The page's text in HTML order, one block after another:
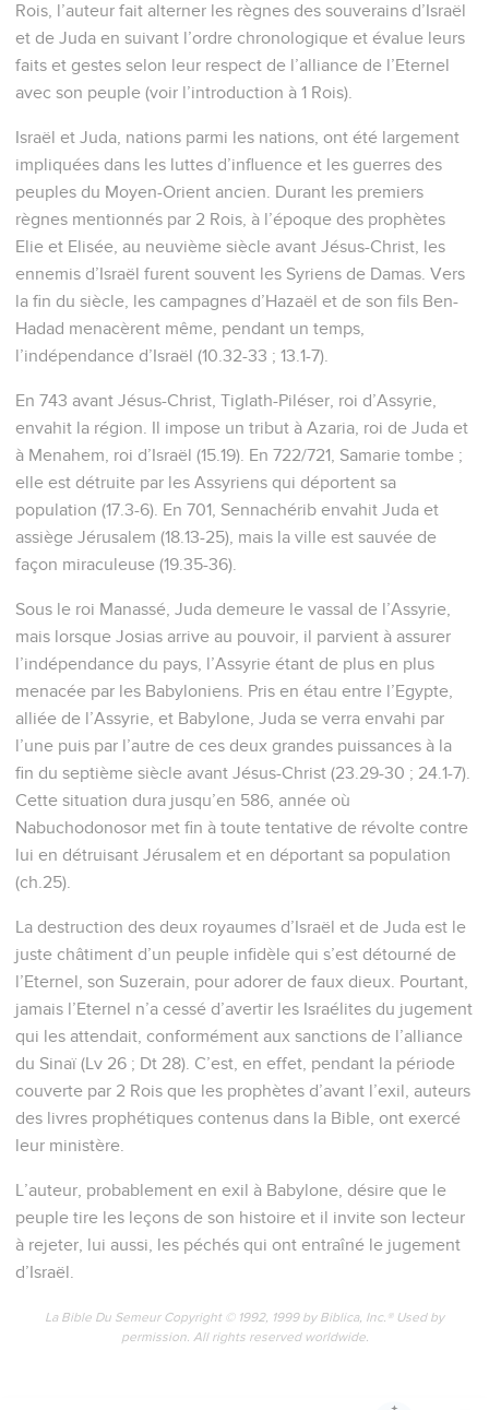
Rois, l’auteur fait alterner les règnes des souverains d’Israël
et de Juda en suivant l’ordre chronologique et évalue leurs
faits et gestes selon leur respect de l’alliance de l’Eternel
avec son peuple (voir l’introduction à 1 Rois).
Israël et Juda, nations parmi les nations, ont été largement
impliquées dans les luttes d’influence et les guerres des
peuples du Moyen-Orient ancien. Durant les premiers
règnes mentionnés par 2 Rois, à l’époque des prophètes
Elie et Elisée, au neuvième siècle avant Jésus-Christ, les
ennemis d’Israël furent souvent les Syriens de Damas. Vers
la fin du siècle, les campagnes d’Hazaël et de son fils Ben-
Hadad menacèrent même, pendant un temps,
l’indépendance d’Israël (10.32-33 ; 13.1-7).
En 743 avant Jésus-Christ, Tiglath-Piléser, roi d’Assyrie,
envahit la région. Il impose un tribut à Azaria, roi de Juda et
à Menahem, roi d’Israël (15.19). En 722/721, Samarie tombe ;
elle est détruite par les Assyriens qui déportent sa
population (17.3-6). En 701, Sennachérib envahit Juda et
assiège Jérusalem (18.13-25), mais la ville est sauvée de
façon miraculeuse (19.35-36).
Sous le roi Manassé, Juda demeure le vassal de l’Assyrie,
mais lorsque Josias arrive au pouvoir, il parvient à assurer
l’indépendance du pays, l’Assyrie étant de plus en plus
menacée par les Babyloniens. Pris en étau entre l’Egypte,
alliée de l’Assyrie, et Babylone, Juda se verra envahi par
l’une puis par l’autre de ces deux grandes puissances à la
fin du septième siècle avant Jésus-Christ (23.29-30 ; 24.1-7).
Cette situation dura jusqu’en 586, année où
Nabuchodonosor met fin à toute tentative de révolte contre
lui en détruisant Jérusalem et en déportant sa population
(ch.25).
La destruction des deux royaumes d’Israël et de Juda est le
juste châtiment d’un peuple infidèle qui s’est détourné de
l’Eternel, son Suzerain, pour adorer de faux dieux. Pourtant,
jamais l’Eternel n’a cessé d’avertir les Israélites du jugement
qui les attendait, conformément aux sanctions de l’alliance
du Sinaï (Lv 26 ; Dt 28). C’est, en effet, pendant la période
couverte par 2 Rois que les prophètes d’avant l’exil, auteurs
des livres prophétiques contenus dans la Bible, ont exercé
leur ministère.
L’auteur, probablement en exil à Babylone, désire que le
peuple tire les leçons de son histoire et il invite son lecteur
à rejeter, lui aussi, les péchés qui ont entraîné le jugement
d’Israël.
La Bible Du Semeur Copyright © 1992, 1999 by Biblica, Inc.® Used by
permission. All rights reserved worldwide.